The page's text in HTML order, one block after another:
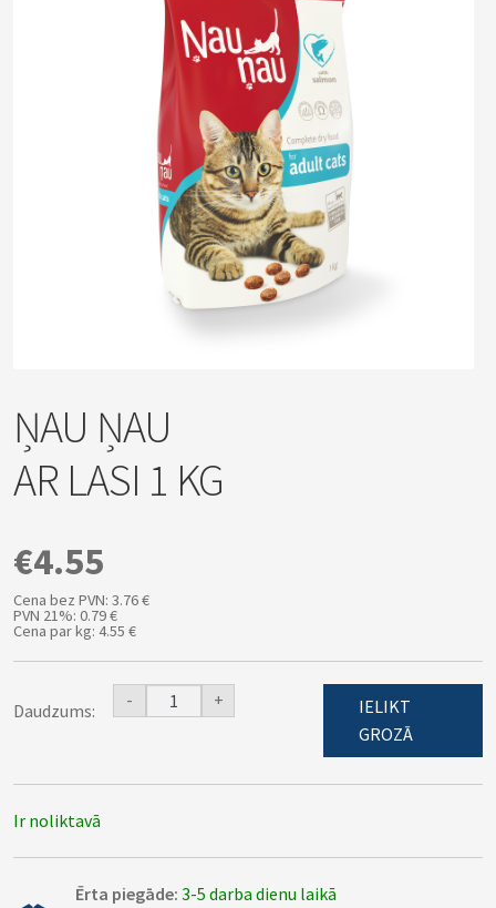
ŅAU ŅAU
AR LASI 1 KG
€4.55
Cena bez PVN: 3.76 €
PVN 21%: 0.79 €
Cena par kg: 4.55 €
Daudzums: - +
IELIKT
GROZĀ
Ir noliktavā
Ērta piegāde: 3-5 darba dienu laikā